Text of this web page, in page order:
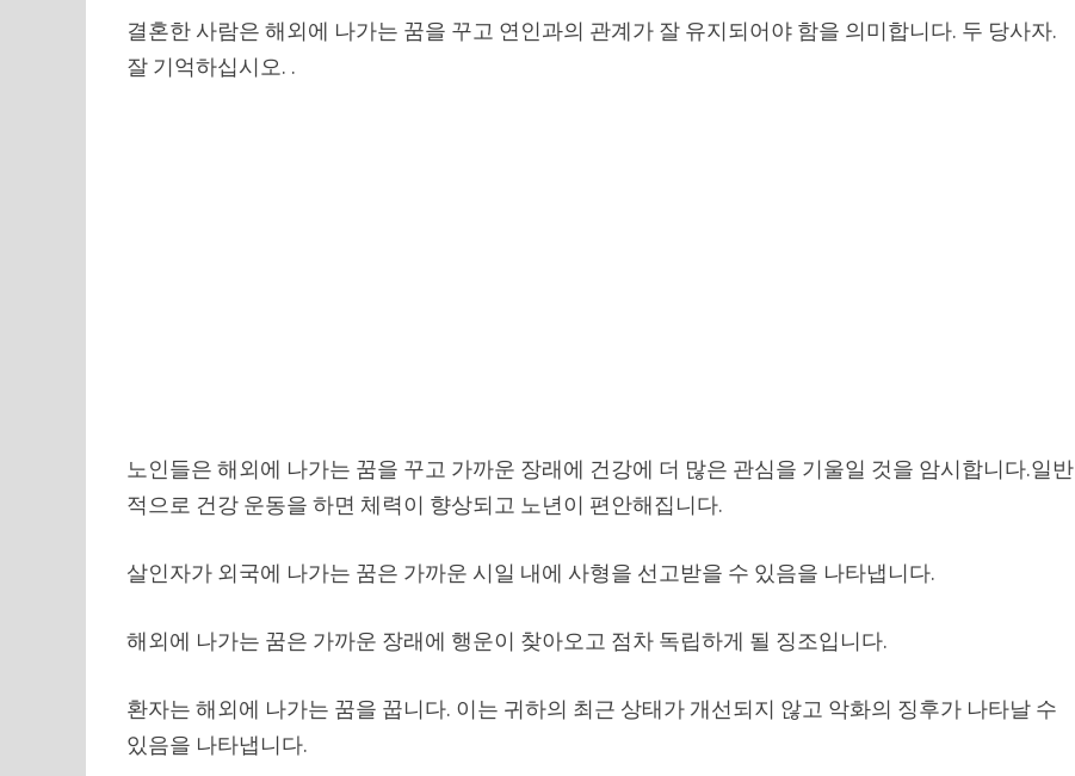
결혼한 사람은 해외에 나가는 꿈을 꾸고 연인과의 관계가 잘 유지되어야 함을 의미합니다. 두 당사자.
잘 기억하십시오. .
노인들은 해외에 나가는 꿈을 꾸고 가까운 장래에 건강에 더 많은 관심을 기울일 것을 암시합니다.일반
적으로 건강 운동을 하면 체력이 향상되고 노년이 편안해집니다.
살인자가 외국에 나가는 꿈은 가까운 시일 내에 사형을 선고받을 수 있음을 나타냅니다.
해외에 나가는 꿈은 가까운 장래에 행운이 찾아오고 점차 독립하게 될 징조입니다.
환자는 해외에 나가는 꿈을 꿉니다. 이는 귀하의 최근 상태가 개선되지 않고 악화의 징후가 나타날 수
있음을 나타냅니다.